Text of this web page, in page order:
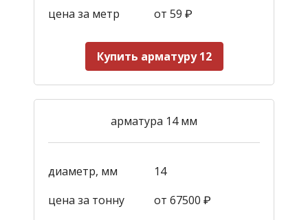
цена за метр
от 59 ₽
Купить арматуру 12
арматура 14 мм
диаметр, мм
14
цена за тонну
от 67500 ₽